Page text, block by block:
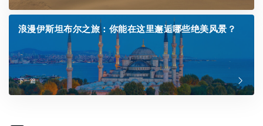
浪漫伊斯坦布尔之旅：你能在这里邂逅哪些绝美风景？
下一篇